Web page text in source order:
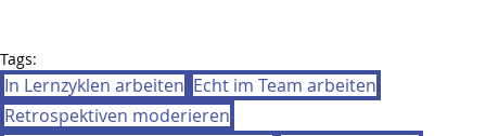
Tags:
In Lernzyklen arbeiten Echt im Team arbeiten
Retrospektiven moderieren